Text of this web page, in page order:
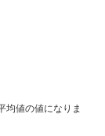
値の値になりま